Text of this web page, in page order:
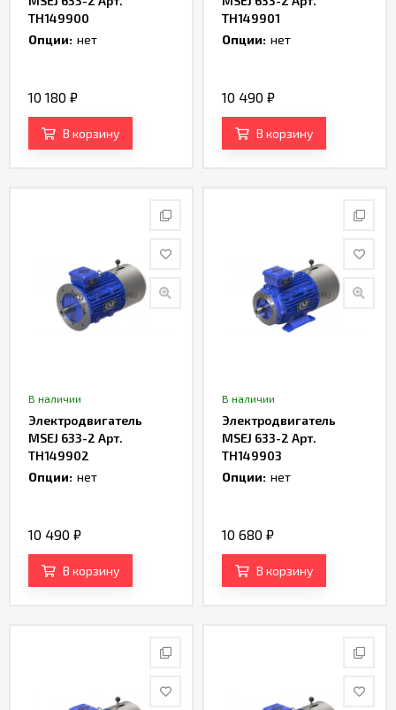
TH149900
Опции: нет
10 180 ₽
В корзину
TH149901
Опции: нет
10 490 ₽
В корзину
В наличии
Электродвигатель
MSEJ 633-2 Арт.
TH149902
Опции: нет
10 490 ₽
В корзину
В наличии
Электродвигатель
MSEJ 633-2 Арт.
TH149903
Опции: нет
10 680 ₽
В корзину